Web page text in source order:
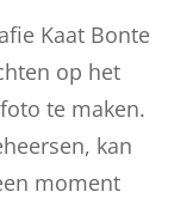
Kaat Bonte
op het
te maken.
kan
moment